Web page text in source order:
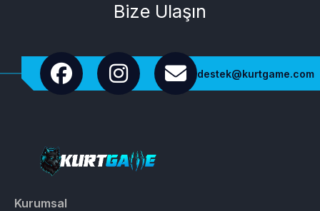
Bize Ulaşın
destek@kurtgame.com
Kurumsal